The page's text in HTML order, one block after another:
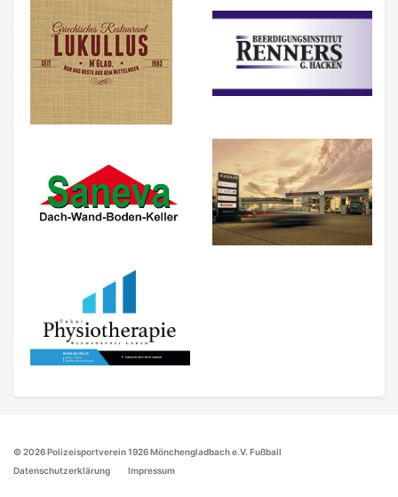
© 2026 Polizeisportverein 1926 Mönchengladbach e.V. Fußball
Datenschutzerklärung
Impressum